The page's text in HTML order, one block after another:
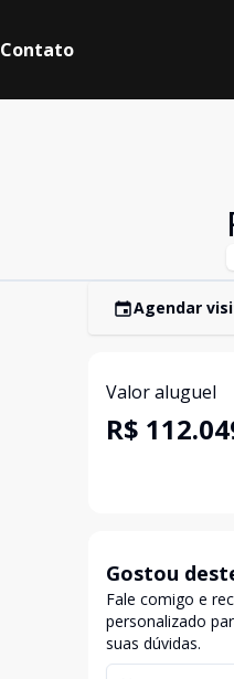
Contato
Agendar
Valor aluguel
R$
Gostou
Fale comigo e
personalizado
suas dúvidas.